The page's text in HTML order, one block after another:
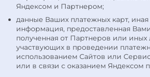
Яндексом и Партнером;
данные Ваших платежных карт,
информация, предоставленная
полученная от Партнеров или иных
участвующих в проведении
использованием Сайтов или
или в связи с оказанием Яндексом